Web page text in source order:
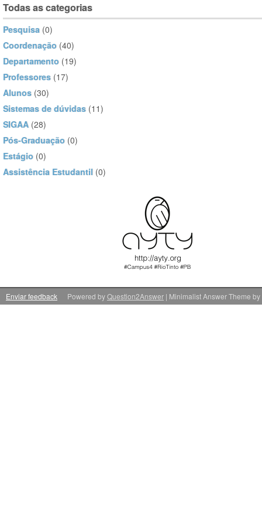
Todas as categorias
Pesquisa (0)
Coordenação (40)
Departamento (19)
Professores (17)
Alunos (30)
Sistemas de dúvidas (11)
SIGAA (28)
Pós-Graduação (0)
Estágio (0)
Assistência Estudantil (0)
Enviar feedback | Minimalist Answer Theme by
Powered byQuestion2Answer